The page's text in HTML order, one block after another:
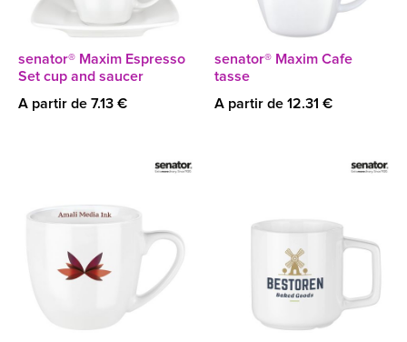
senator® Maxim Espresso
Set cup and saucer
A partir de 7.13 €
senator® Maxim Cafe
tasse
A partir de 12.31 €